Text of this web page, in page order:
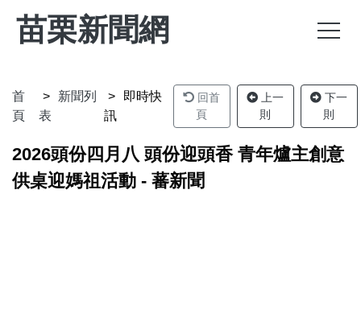
苗栗新聞網
首
頁
新聞列
表
即時快
訊
回首
頁
上一
則
下一
則
2026頭份四月八 頭份迎頭香 青年爐主創意
供桌迎媽祖活動 - 蕃新聞